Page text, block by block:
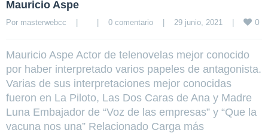
Mauricio Aspe
Por masterwebcc 0 comentario 29 junio, 2021 0
Mauricio Aspe Actor de telenovelas mejor conocido
por haber interpretado varios papeles de antagonista.
Varias de sus interpretaciones mejor conocidas
fueron en La Piloto, Las Dos Caras de Ana y Madre
Luna Embajador de “Voz de las empresas” y “Que la
vacuna nos una” Relacionado Carga más